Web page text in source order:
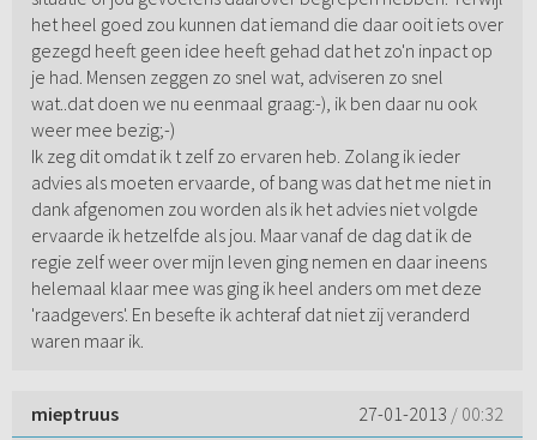
het heel goed zou kunnen dat iemand die daar ooit iets over
gezegd heeft geen idee heeft gehad dat het zo'n inpact op
je had. Mensen zeggen zo snel wat, adviseren zo snel
wat..dat doen we nu eenmaal graag:-), ik ben daar nu ook
weer mee bezig;-)
Ik zeg dit omdat ik t zelf zo ervaren heb. Zolang ik ieder
advies als moeten ervaarde, of bang was dat het me niet in
dank afgenomen zou worden als ik het advies niet volgde
ervaarde ik hetzelfde als jou. Maar vanaf de dag dat ik de
regie zelf weer over mijn leven ging nemen en daar ineens
helemaal klaar mee was ging ik heel anders om met deze
'raadgevers'. En besefte ik achteraf dat niet zij veranderd
waren maar ik.
mieptruus 27-01-2013 / 00:32